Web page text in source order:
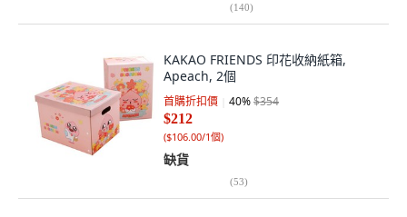
(140)
KAKAO FRIENDS 印花收納紙箱,
Apeach, 2個
首購折扣價 40%$354
$212
($106.00/1個)
缺貨
(53)